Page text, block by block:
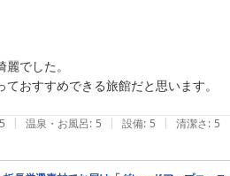
でした。
おすすめできる旅館だと思います。
5 | 温泉・お風呂: 5 | 設備: 5 | 清潔さ: 5